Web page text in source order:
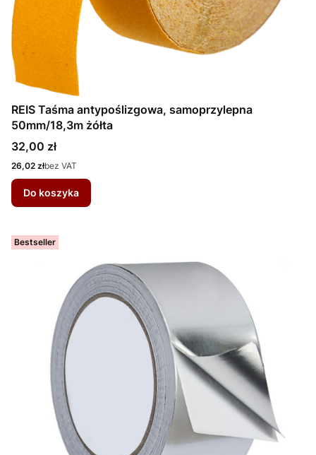
REIS Taśma antypoślizgowa, samoprzylepna
50mm/18,3m żółta
Cena
32,00 zł
Cena
26,02 złbez VAT
Do koszyka
Bestseller